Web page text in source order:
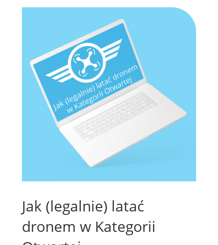
Jak (legalnie) latać
dronem w Kategorii